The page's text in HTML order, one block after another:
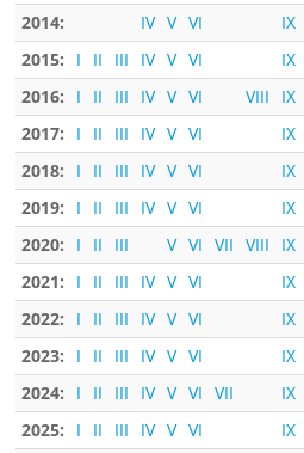
2014: IV V VI IX
2015:
I II III IV V VI IX
2016:
I II III IV V VI VIII IX
2017:
I II III IV V VI IX
2018:
I II III IV V VI IX
2019:
I II III IV V VI IX
2020:
I II III V VI VII VIII IX
2021:
I II III IV V VI IX
2022:
I II III IV V VI IX
2023:
I II III IV V VI IX
2024:
I II III IV V VI VII IX
2025:
I II III IV V VI IX